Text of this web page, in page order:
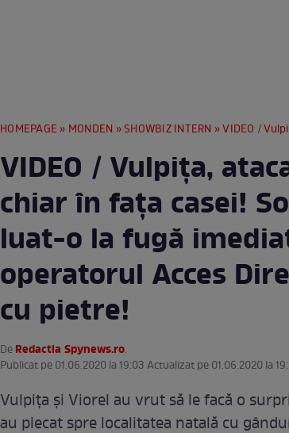
HOMEPAGE » MONDEN »SHOWBIZ INTERN » VIDEO / Vulpița, atacată de socru
VIDEO / Vulpița,
chiar în fața casei!
luat-o la fugă
operatorul Acces
cu pietre!
DeRedactia Spynews.ro.
Publicat pe 01.06.2020 la 19:03 Actualizat pe 01.06.2020 la
Vulpița și Viorel au vrut să le facă o
au plecat spre localitatea natală cu